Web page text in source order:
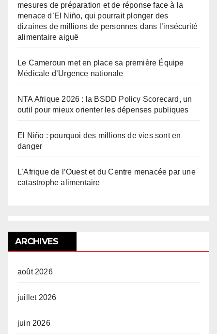
mesures de préparation et de réponse face à la
menace d’El Niño, qui pourrait plonger des
dizaines de millions de personnes dans l’insécurité
alimentaire aiguë
Le Cameroun met en place sa première Équipe
Médicale d’Urgence nationale
NTA Afrique 2026 : la BSDD Policy Scorecard, un
outil pour mieux orienter les dépenses publiques
El Niño : pourquoi des millions de vies sont en
danger
L’Afrique de l’Ouest et du Centre menacée par une
catastrophe alimentaire
ARCHIVES
août 2026
juillet 2026
juin 2026